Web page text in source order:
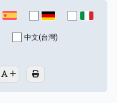
中文(台灣)